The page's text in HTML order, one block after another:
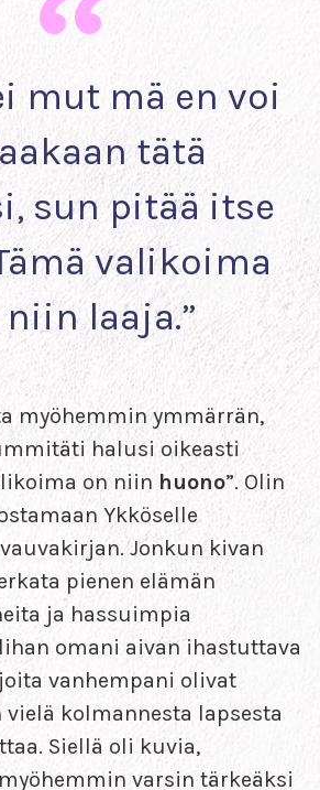
mut mä en voi
tätä
sun pitää itse
valikoima
laaja.”
myöhemmin ymmärrän,
halusi oikeasti
on niin huono”. Olin
Ykköselle
Jonkun kivan
pienen elämän
ja hassuimpia
omani aivan ihastuttava
vanhempani olivat
kolmannesta lapsesta
Siellä oli kuvia,
varsin tärkeäksi